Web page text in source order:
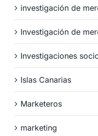
investigación de
Investigación de
Investigaciones
Islas Canarias
Marketeros
marketing